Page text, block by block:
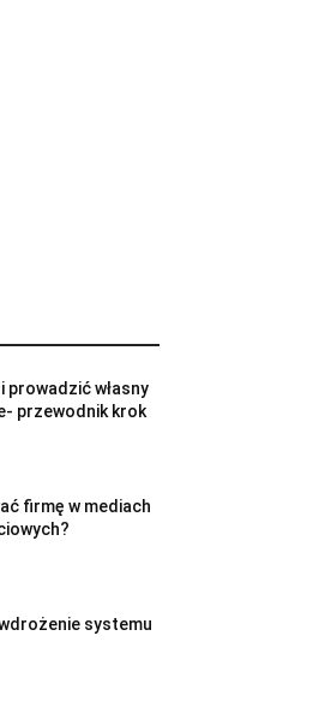
prowadzić własny
przewodnik krok
firmę w mediach
systemu